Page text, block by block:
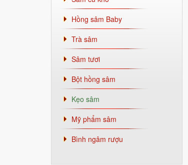
Hồng sâm Baby
Trà sâm
Sâm tươi
Bột hồng sâm
Kẹo sâm
Mỹ phẩm sâm
Bình ngâm rượu